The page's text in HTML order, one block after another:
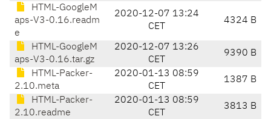
HTML-GoogleM
aps-V3-0.16.readm
e
2020-12-07 13:24
CET
4324 B
HTML-GoogleM
aps-V3-0.16.tar.gz
2020-12-07 13:26
CET
9390 B
HTML-Packer-
2.10.meta
2020-01-13 08:59
CET
1387 B
HTML-Packer-
2.10.readme
2020-01-13 08:59
CET
3813 B